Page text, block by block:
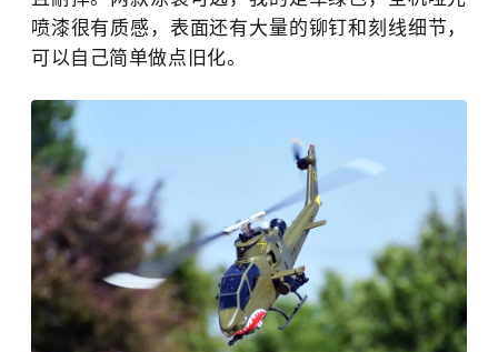
喷漆很有质感，表面还有大量的铆钉和刻线细节，
可以自己简单做点旧化。